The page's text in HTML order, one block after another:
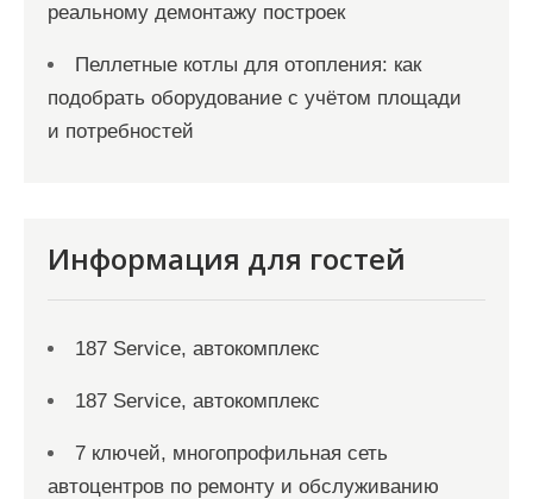
реальному демонтажу построек
Пеллетные котлы для отопления: как
подобрать оборудование с учётом площади
и потребностей
Информация для гостей
187 Service, автокомплекс
187 Service, автокомплекс
7 ключей, многопрофильная сеть
автоцентров по ремонту и обслуживанию